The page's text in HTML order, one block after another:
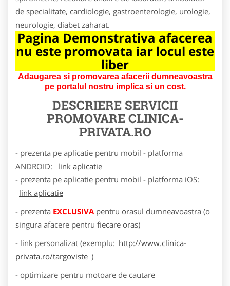
de specialitate, cardiologie, gastroenterologie, urologie,
neurologie, diabet zaharat.
Pagina Demonstrativa afacerea
nu este promovata iar locul este
liber
Adaugarea si promovarea afacerii dumneavoastra
pe portalul nostru implica si un cost.
DESCRIERE SERVICII
PROMOVARECLINICA-
PRIVATA.RO
- prezenta pe aplicatie pentru mobil - platforma
ANDROID:
link aplicatie
- prezenta pe aplicatie pentru mobil - platforma iOS:
link aplicatie
- prezenta EXCLUSIVA pentru orasul dumneavoastra (o
singura afacere pentru fiecare oras)
- link personalizat (exemplu: http://www.clinica-
privata.ro/targoviste )
- optimizare pentru motoare de cautare